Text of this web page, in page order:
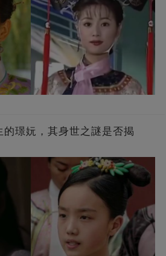
的璟妧，其身世之謎是否揭